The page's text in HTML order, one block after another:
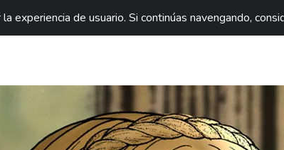
experiencia de usuario. Si continúas navengando,